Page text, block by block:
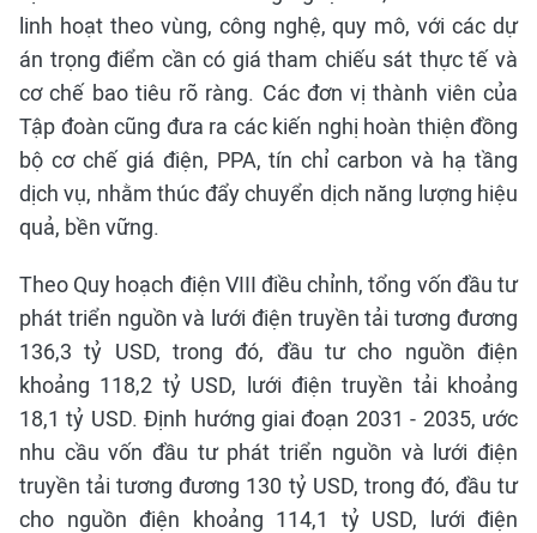
linh hoạt theo vùng, công nghệ, quy mô, với các dự
án trọng điểm cần có giá tham chiếu sát thực tế và
cơ chế bao tiêu rõ ràng. Các đơn vị thành viên của
Tập đoàn cũng đưa ra các kiến nghị hoàn thiện đồng
bộ cơ chế giá điện, PPA, tín chỉ carbon và hạ tầng
dịch vụ, nhằm thúc đẩy chuyển dịch năng lượng hiệu
quả, bền vững.
Theo Quy hoạch điện VIII điều chỉnh, tổng vốn đầu tư
phát triển nguồn và lưới điện truyền tải tương đương
136,3 tỷ USD, trong đó, đầu tư cho nguồn điện
khoảng 118,2 tỷ USD, lưới điện truyền tải khoảng
18,1 tỷ USD. Định hướng giai đoạn 2031 - 2035, ước
nhu cầu vốn đầu tư phát triển nguồn và lưới điện
truyền tải tương đương 130 tỷ USD, trong đó, đầu tư
cho nguồn điện khoảng 114,1 tỷ USD, lưới điện